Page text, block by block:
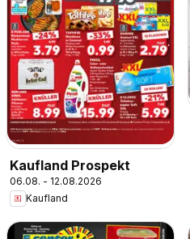
Kaufland Prospekt
06.08. - 12.08.2026
Kaufland